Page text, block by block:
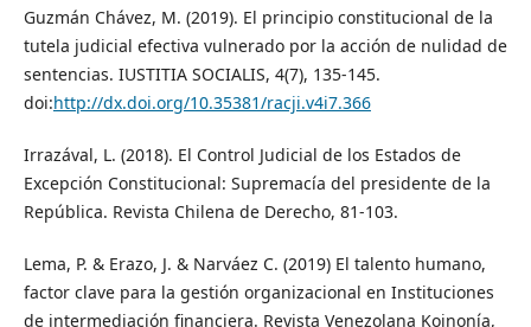
Guzmán Chávez, M. (2019). El principio constitucional de la
tutela judicial efectiva vulnerado por la acción de nulidad de
sentencias. IUSTITIA SOCIALIS, 4(7), 135-145.
doi:http://dx.doi.org/10.35381/racji.v4i7.366
Irrazával, L. (2018). El Control Judicial de los Estados de
Excepción Constitucional: Supremacía del presidente de la
República. Revista Chilena de Derecho, 81-103.
Lema, P. & Erazo, J. & Narváez C. (2019) El talento humano,
factor clave para la gestión organizacional en Instituciones
de intermediación financiera. Revista Venezolana Koinonía,